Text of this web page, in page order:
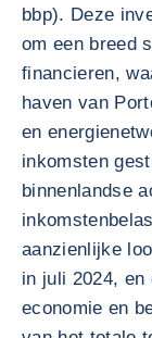
bbp). Deze
om een breed
financieren,
haven van
en
inkomsten
binnenlandse
aanzienlijke
in juli 2024, en
economie en